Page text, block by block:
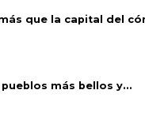
que la capital del
más bellos y...